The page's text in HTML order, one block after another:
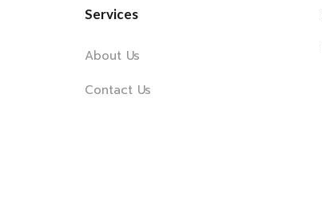
Services
About Us
Contact Us